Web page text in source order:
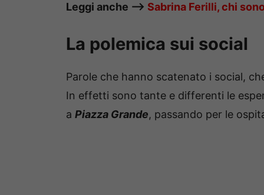
Leggi anche ——> Sabrina Ferilli, chi
La polemica sui social
Parole che hanno scatenato i social,
In effetti sono tante e differenti le
a Piazza Grande, passando per le